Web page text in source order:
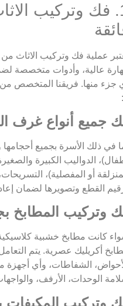
1. فك وتركيب
عملية فك وتركيب الاثاث من
عالية، وأدوات متخصصة
جزء منها. فريقنا المتخصص من
جميع أنواع غرف
في ذلك الأسرة بجميع أحجامها
الدواليب الكبيرة
أو المفصلية)،
القطع وتصويرها لضمان
وتركيب المطابخ
كانت مطابخ خشبية
أكريليك عصرية. يتم
الشفاطات، وأي
الوحدات، الأرفف،
وتركيب المكيفات